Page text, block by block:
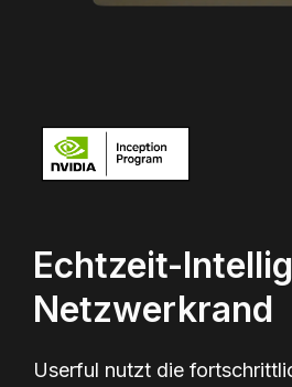
Echtzeit-
Netzwerkrand
Userful nutzt die